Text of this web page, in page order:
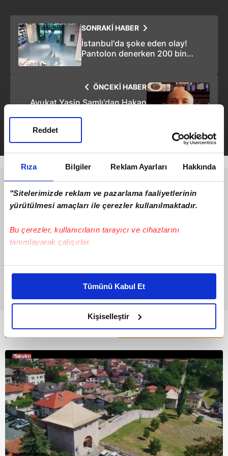
Rıza Bilgiler Reklam Ayarları Hakkında
"Sitelerimizde reklam ve pazarlama faaliyetlerinin
yürütülmesi amaçları ile çerezler kullanılmaktadır.
Bu çerezler, kullanıcıların tarayıcı ve cihazlarını
tanımlayarak çalışırlar.
Bu çerezlere izin vermeniz halinde sizlere özel
daha iyi reklam deneyimi yaşatabiliriz. Bunu yaparken
amacımızın size daha iyi bir reklam deneyimi sunmak
olduğunu ve sizlere en iyi içerikleri sunabilmek adına
elimizden gelen çabayı gösterdiğimizi ve bu noktada,
reklamların maliyetlerimizi karşılamak noktasında tek gelir
kalemimiz olduğunu sizlere hatırlatmak isteriz.
Her halükârda, kullanıcılar, bu çerezlere izin vermedikleri
takdirde, kullanıcılara hedefli reklamlar
gösterilmeyecektir."
Sizlere daha iyi bir hizmet sunabilmek için İnternet
Sitemizde kendimize ve üçüncü kişilere ait çerezler
kullanılmaktadır. Bu çerezler vasıtasıyla çeşitli kişisel
Tümünü Kabul Et
Kişiselleştir
Reddet
SONRAKİ HABER
İstanbul'da şoke eden olay!
Pantolon denerken 200 bin
ÖNCEKİ HABER
Avukat Yasin Şamlı'dan Hakan
ettiler, doğrudan vazgeçmedi
Bunlar da Var